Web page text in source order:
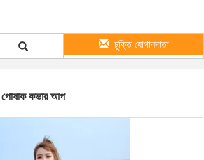
চুক্তি যোগানদাতা
পোষাক কভার আপ